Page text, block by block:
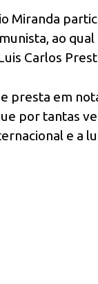
Miranda
ao
Carlos
presta em
por tantas
e a